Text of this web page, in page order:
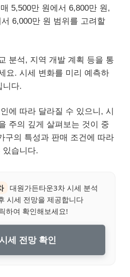
5,500만 원에서 6,800만 원,
6,000만 원 범위를 고려할
분석, 지역 개발 계획 등을 통
요. 시세 변화를 미리 예측하
니다.
에 따라 달라질 수 있으니, 시
주의 깊게 살펴보는 것이 중
구의 특성과 판매 조건에 따라
있습니다.
대원가든타운3차 시세 분석
시세 전망을 제공합니다
하여 확인해보세요!
세 전망 확인